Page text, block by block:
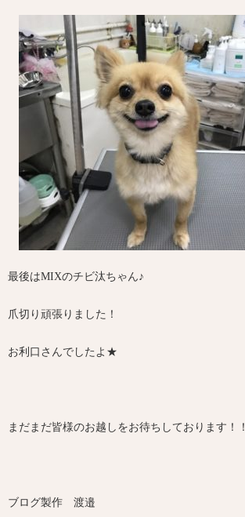
最後はMIXのチビ汰ちゃん♪
爪切り頑張りました！
お利口さんでしたよ★
まだまだ皆様のお越しをお待ちしております！！
ブログ製作 渡邉